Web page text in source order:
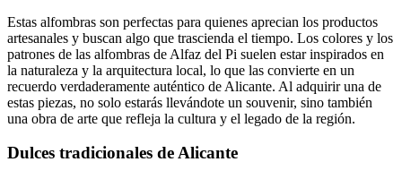
Estas alfombras son perfectas para quienes aprecian los productos
artesanales y buscan algo que trascienda el tiempo. Los colores y los
patrones de las alfombras de Alfaz del Pi suelen estar inspirados en
la naturaleza y la arquitectura local, lo que las convierte en un
recuerdo verdaderamente auténtico de Alicante. Al adquirir una de
estas piezas, no solo estarás llevándote un souvenir, sino también
una obra de arte que refleja la cultura y el legado de la región.
Dulces tradicionales de Alicante